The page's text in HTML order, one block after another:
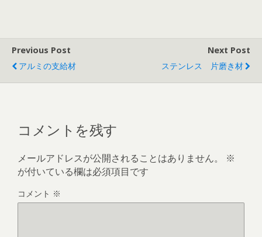
Previous Post
アルミの支給材
Next Post
ステンレス 片磨き材
コメントを残す
メールアドレスが公開されることはありません。
※
が付いている欄は必須項目です
コメント ※